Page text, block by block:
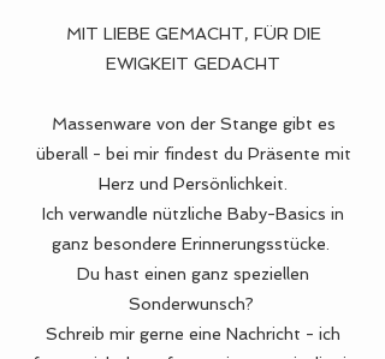
MIT LIEBE GEMACHT, FÜR DIE
EWIGKEIT GEDACHT
Massenware von der Stange gibt es
überall - bei mir findest du Präsente mit
Herz und Persönlichkeit.
Ich verwandle nützliche Baby-Basics in
ganz besondere Erinnerungsstücke.
Du hast einen ganz speziellen
Sonderwunsch?
Schreib mir gerne eine Nachricht - ich